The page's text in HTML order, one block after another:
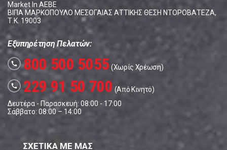
Market In ΑΕΒΕ
ΒΙΠΑ ΜΑΡΚΟΠΟΥΛΟ ΜΕΣΟΓΑΙΑΣ ΑΤΤΙΚΗΣ ΘΕΣΗ ΝΤΟΡΟΒΑΤΕΖΑ,
Τ.Κ. 19003
Εξυπηρέτηση Πελατών:
call 800 500 5055(Χωρίς Χρέωση)
call 229 91 50 700 (Από Κινητό)
Δευτέρα - Παρασκευή: 08:00 - 17:00
Σάββατο: 08:00 – 14:00
ΣΧΕΤΙΚΑ ΜΕ ΜΑΣ